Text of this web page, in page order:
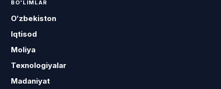
BO'LIMLAR
O‘zbekiston
Iqtisod
Moliya
Texnologiyalar
Madaniyat